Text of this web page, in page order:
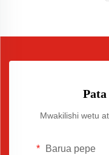
Mwakilishi wetu
Barua pepe